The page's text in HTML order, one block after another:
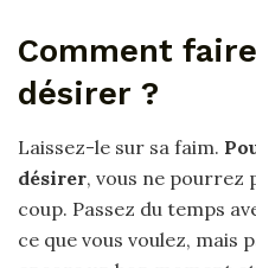
Comment
désirer ?
Laissez-le sur sa faim.
désirer, vous ne pourrez
coup. Passez du temps
ce que vous voulez, mais